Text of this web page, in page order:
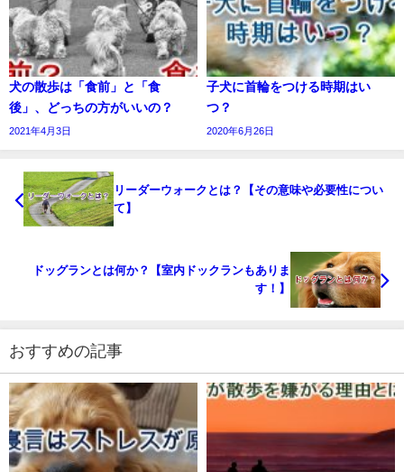
犬の散歩は「食前」と「食
後」、どっちの方がいいの？
2021年4月3日
子犬に首輪をつける時期はい
つ？
2020年6月26日
リーダーウォークとは？【その意味や必要性につい
て】
ドッグランとは何か？【室内ドックランもありま
す！】
おすすめの記事